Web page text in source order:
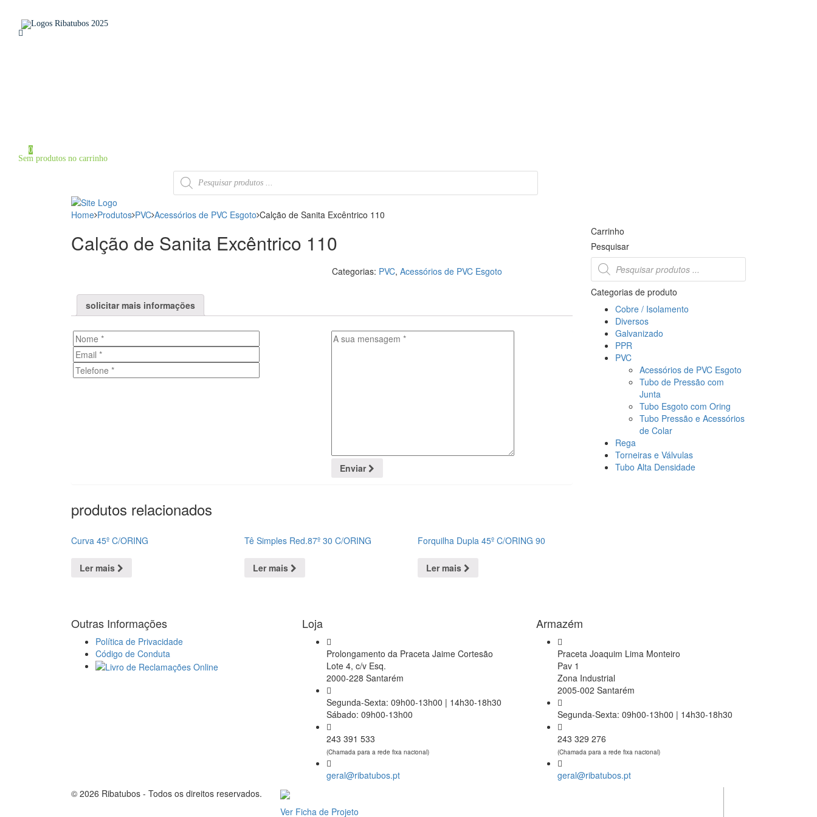
0
Sem produtos no carrinho
Products
search
Home Produtos PVC Acessórios de PVC Esgoto Calção de Sanita Excêntrico 110
Calção de Sanita Excêntrico 110
Categorias: PVC, Acessórios de PVC Esgoto
solicitar mais informações
Enviar
produtos relacionados
Curva 45º C/ORING
Ler mais
Tê Simples Red.87º 30 C/ORING
Ler mais
Forquilha Dupla 45º C/ORING 90
Ler mais
Carrinho
Pesquisar
Products
search
Categorias de produto
Cobre / Isolamento
Diversos
Galvanizado
PPR
PVC
Acessórios de PVC Esgoto
Tubo de Pressão com
Junta
Tubo Esgoto com Oring
Tubo Pressão e Acessórios
de Colar
Rega
Torneiras e Válvulas
Tubo Alta Densidade
Outras Informações
Política de Privacidade
Código de Conduta
Loja
Prolongamento da Praceta Jaime Cortesão
Lote 4, c/v Esq.
2000-228 Santarém
Segunda-Sexta: 09h00-13h00 | 14h30-18h30
Sábado: 09h00-13h00
243 391 533
(Chamada para a rede fixa nacional)
geral@ribatubos.pt
Armazém
Praceta Joaquim Lima Monteiro
Pav 1
Zona Industrial
2005-002 Santarém
Segunda-Sexta: 09h00-13h00 | 14h30-18h30
243 329 276
(Chamada para a rede fixa nacional)
geral@ribatubos.pt
© 2026 Ribatubos - Todos os direitos reservados.
Ver Ficha de Projeto